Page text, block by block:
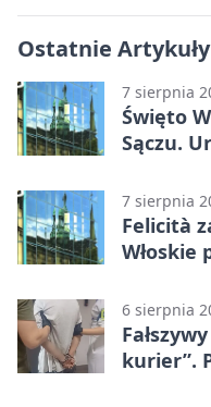
Ostatnie Artykuły
7 sierpnia
Święto
Sączu.
7 sierpnia
Felicità
Włoskie
6 sierpnia
kurier”.